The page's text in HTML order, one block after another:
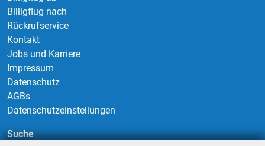
Billigflug nach
Rückrufservice
Kontakt
Jobs und Karriere
Impressum
Datenschutz
AGBs
Datenschutzeinstellungen
Suche